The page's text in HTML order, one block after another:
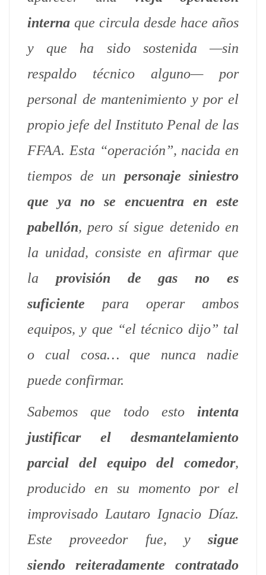
interna que circula desde hace años
y que ha sido sostenida —sin
respaldo técnico alguno— por
personal de mantenimiento y por el
propio jefe del Instituto Penal de las
FFAA. Esta “operación”, nacida en
tiempos de un personaje siniestro
que ya no se encuentra en este
pabellón, pero sí sigue detenido en
la unidad, consiste en afirmar que
la provisión de gas no es
suficiente para operar ambos
equipos, y que “el técnico dijo” tal
o cual cosa… que nunca nadie
puede confirmar.
Sabemos que todo esto intenta
justificar el desmantelamiento
parcial del equipo del comedor,
producido en su momento por el
improvisado Lautaro Ignacio Díaz.
Este proveedor fue, y sigue
siendo
reiteradamente contratado